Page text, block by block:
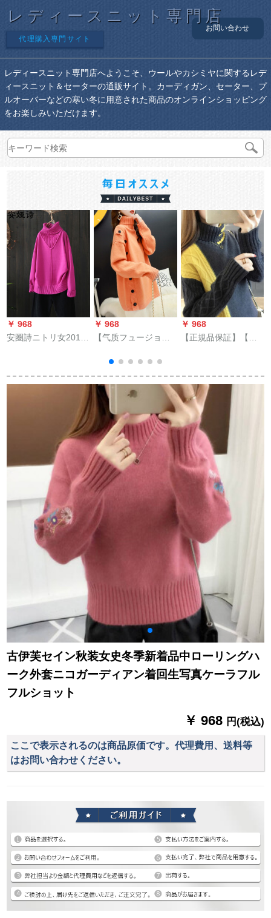
レディースニット専門店
代理購入専門サイト
お問い合わせ
レディースニット専門店へようこそ、ウールやカシミヤに関するレデ
ィースニット＆セーターの通販サイト。カーディガン、セーター、プ
ルオーバーなどの寒い冬に用意された商品のオンラインショッピング
をお楽しみいただけます。
￥ 968
安圈詩ニトリ女2019
女子長袖ゆるの厚い
￥ 968
【气质フュージョ
2019冬の新着付けは
厚く、怠惰な外にタ
マネットをしていま
す。
￥ 968
【正規品保証】【販
ートCQ 476黒フュー
ズ【80-130斤おめ】
古伊芙セイン秋装女史冬季新着品中ローリングハ
ーク外套ニコガーディアン着回生写真ケーラフル
フルショット
￥ 968 円(税込)
ここで表示されるのは商品原価です。代理費用、送料等
はお問い合わせください。